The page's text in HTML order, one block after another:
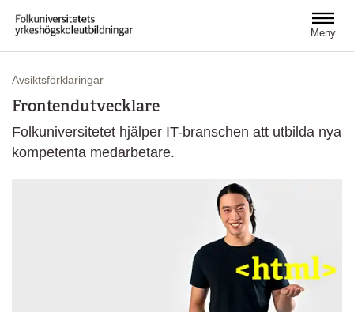
Meny
Avsiktsförklaringar
Frontendutvecklare
Folkuniversitetet hjälper IT-branschen att utbilda nya
kompetenta medarbetare.